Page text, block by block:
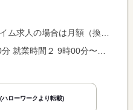
）、パート求人の場合は時間額を表示しています。
(ハローワークより転載)